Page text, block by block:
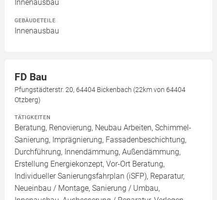
Innenausbau
GEBÄUDETEILE
Innenausbau
FD Bau
Pfungstädterstr. 20, 64404 Bickenbach (22km von 64404
Otzberg)
TÄTIGKEITEN
Beratung, Renovierung, Neubau Arbeiten, Schimmel-
Sanierung, Imprägnierung, Fassadenbeschichtung,
Durchführung, Innendämmung, Außendämmung,
Erstellung Energiekonzept, Vor-Ort Beratung,
Individueller Sanierungsfahrplan (iSFP), Reparatur,
Neueinbau / Montage, Sanierung / Umbau,